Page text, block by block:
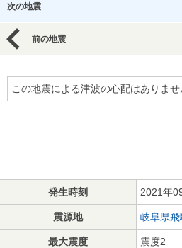
次の地震
前の地震
この地震による津波の心配はありませ
発生時刻 2021年
震源地 岐阜県
最大震度 震度2